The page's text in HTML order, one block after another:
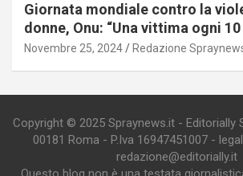
Giornata mondiale contro la
donne, Onu: “Una vittima ogni
Novembre 25, 2024 Redazione
Copyright © 2025 Spraynews.it - Editorially
00181 Roma - P.Iva 16947451007 -
redazione@editorially.it